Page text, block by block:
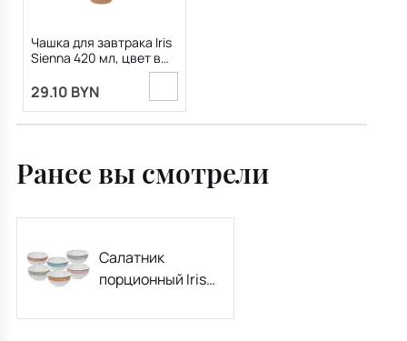
Чашка для завтрака Iris
Sienna 420 мл, цвет в
29.10 BYN
Ранее вы смотрели
Салатник
порционный Iris
в ассортименте